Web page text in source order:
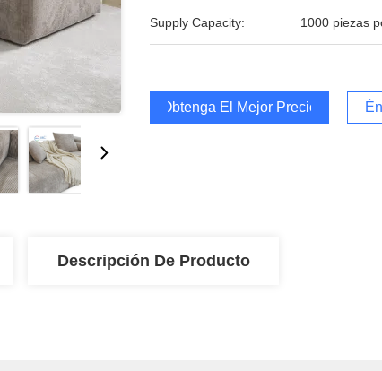
Supply Capacity: 1000 piezas
Obtenga El Mejor Precio
Descripción De Producto